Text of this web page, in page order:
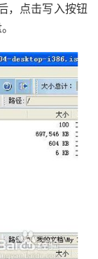
，点击写入按钮